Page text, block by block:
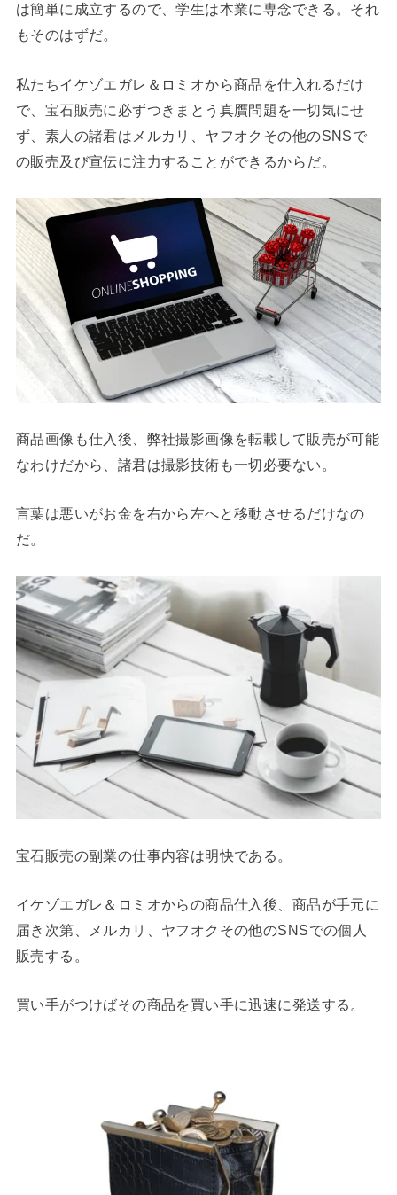
は簡単に成立するので、学生は本業に専念できる。それ
もそのはずだ。
私たちイケゾエガレ＆ロミオから商品を仕入れるだけ
で、宝石販売に必ずつきまとう真贋問題を一切気にせ
ず、素人の諸君はメルカリ、ヤフオクその他のSNSで
の販売及び宣伝に注力することができるからだ。
商品画像も仕入後、弊社撮影画像を転載して販売が可能
なわけだから、諸君は撮影技術も一切必要ない。
言葉は悪いがお金を右から左へと移動させるだけなの
だ。
宝石販売の副業の仕事内容は明快である。
イケゾエガレ＆ロミオからの商品仕入後、商品が手元に
届き次第、メルカリ、ヤフオクその他のSNSでの個人
販売する。
買い手がつけばその商品を買い手に迅速に発送する。